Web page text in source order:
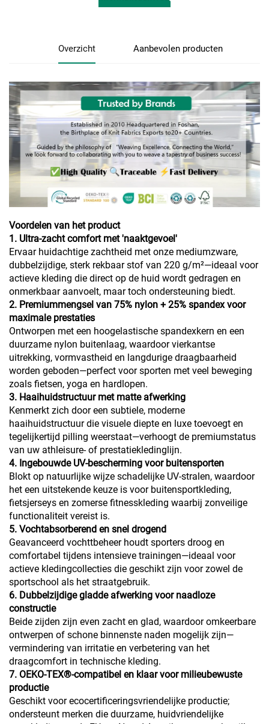
Overzicht Aanbevolen producten
Voordelen van het product
1. Ultra-zacht comfort met 'naaktgevoel'
Ervaar huidachtige zachtheid met onze mediumzware,
dubbelzijdige, sterk rekbaar stof van 220 g/m²—ideaal voor
actieve kleding die direct op de huid wordt gedragen en
onmerkbaar aanvoelt, maar toch ondersteuning biedt.
2. Premiummengsel van 75% nylon + 25% spandex voor
maximale prestaties
Ontworpen met een hoogelastische spandexkern en een
duurzame nylon buitenlaag, waardoor vierkantse
uitrekking, vormvastheid en langdurige draagbaarheid
worden geboden—perfect voor sporten met veel beweging
zoals fietsen, yoga en hardlopen.
3. Haaihuidstructuur met matte afwerking
Kenmerkt zich door een subtiele, moderne
haaihuidstructuur die visuele diepte en luxe toevoegt en
tegelijkertijd pilling weerstaat—verhoogt de premiumstatus
van uw athleisure- of prestatiekledinglijn.
4. Ingebouwde UV-bescherming voor buitensporten
Blokt op natuurlijke wijze schadelijke UV-stralen, waardoor
het een uitstekende keuze is voor buitensportkleding,
fietsjerseys en zomerse fitnesskleding waarbij zonveilige
functionaliteit vereist is.
5. Vochtabsorberend en snel drogend
Geavanceerd vochttbeheer houdt sporters droog en
comfortabel tijdens intensieve trainingen—ideaal voor
actieve kledingcollecties die geschikt zijn voor zowel de
sportschool als het straatgebruik.
6. Dubbelzijdige gladde afwerking voor naadloze
constructie
Beide zijden zijn even zacht en glad, waardoor omkeerbare
ontwerpen of schone binnenste naden mogelijk zijn—
vermindering van irritatie en verbetering van het
draagcomfort in technische kleding.
7. OEKO-TEX®-compatibel en klaar voor milieubewuste
productie
Geschikt voor ecocertificeringsvriendelijke productie;
ondersteunt merken die duurzame, huidvriendelijke